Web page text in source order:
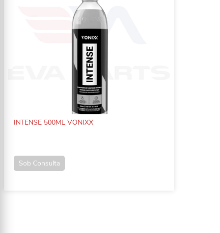
INTENSE 500ML VONIXX
Sob Consulta